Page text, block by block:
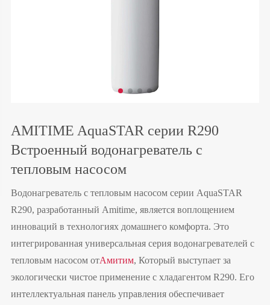
AMITIME AquaSTAR серии R290
Встроенный водонагреватель с
тепловым насосом
Водонагреватель с тепловым насосом серии AquaSTAR
R290, разработанный Amitime, является воплощением
инноваций в технологиях домашнего комфорта. Это
интегрированная универсальная серия водонагревателей с
тепловым насосом отАмитим, Который выступает за
экологически чистое применение с хладагентом R290. Его
интеллектуальная панель управления обеспечивает